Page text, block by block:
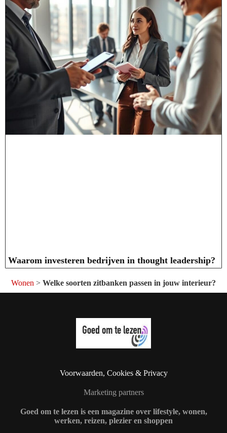
Waarom investeren bedrijven in thought leadership?
Wonen > Welke soorten zitbanken passen in jouw interieur?
Voorwaarden, Cookies & Privacy
Marketing partners
Goed om te lezen is een magazine over lifestyle, wonen,
werken, reizen, plezier en shoppen